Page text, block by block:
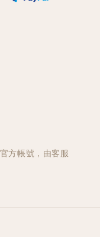
方帳號，由客服